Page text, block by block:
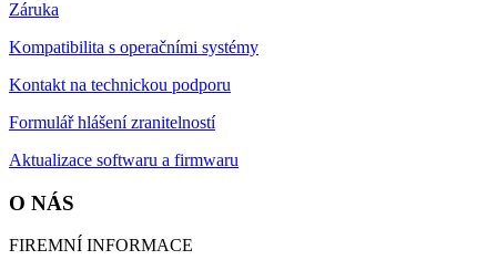
Záruka
Kompatibilita s operačními systémy
Kontakt na technickou podporu
Formulář hlášení zranitelností
Aktualizace softwaru a firmwaru
O NÁS
FIREMNÍ INFORMACE